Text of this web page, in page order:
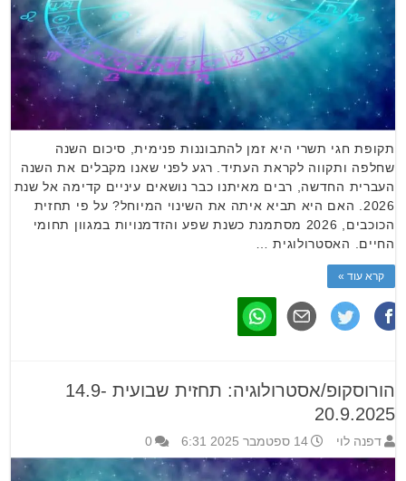
תקופת חגי תשרי היא זמן להתבוננות פנימית, סיכום השנה
שחלפה ותקווה לקראת העתיד. רגע לפני שאנו מקבלים את השנה
העברית החדשה, רבים מאיתנו כבר נושאים עיניים קדימה אל שנת
2026. האם היא תביא איתה את השינוי המיוחל? על פי תחזית
הכוכבים, 2026 מסתמנת כשנת שפע והזדמנויות במגוון תחומי
החיים. האסטרולוגית …
קרא עוד »
הורוסקופ/אסטרולוגיה: תחזית שבועית 14.9-
20.9.2025
דפנה לוי 14 ספטמבר 2025 6:31 0